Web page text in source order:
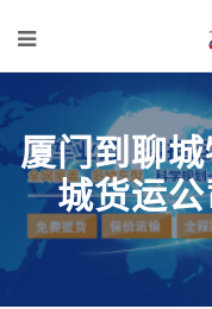
厦门到聊
城货运